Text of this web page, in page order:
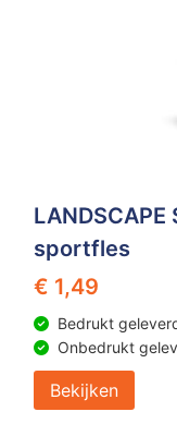
sportfles
€ 1,49
Bedrukt
Onbedrukt
Bekijken